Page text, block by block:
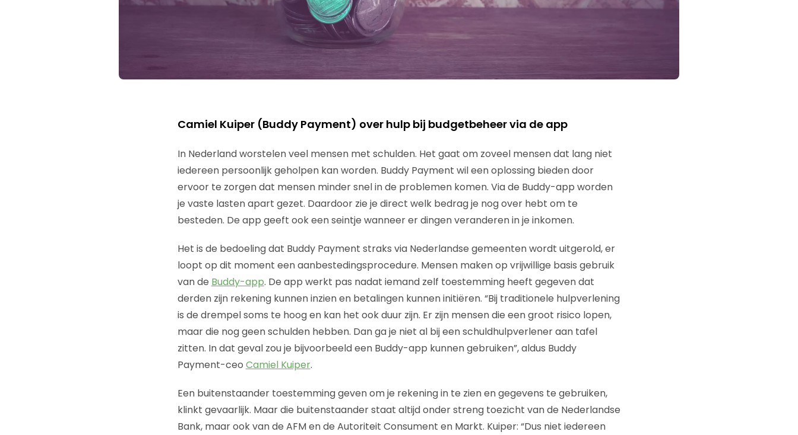
Camiel Kuiper (Buddy Payment) over hulp bij budgetbeheer via de app
In Nederland worstelen veel mensen met schulden. Het gaat om zoveel mensen dat lang niet
iedereen persoonlijk geholpen kan worden. Buddy Payment wil een oplossing bieden door
ervoor te zorgen dat mensen minder snel in de problemen komen. Via de Buddy-app worden
je vaste lasten apart gezet. Daardoor zie je direct welk bedrag je nog over hebt om te
besteden. De app geeft ook een seintje wanneer er dingen veranderen in je inkomen.
Het is de bedoeling dat Buddy Payment straks via Nederlandse gemeenten wordt uitgerold, er
loopt op dit moment een aanbestedingsprocedure. Mensen maken op vrijwillige basis gebruik
van de Buddy-app. De app werkt pas nadat iemand zelf toestemming heeft gegeven dat
derden zijn rekening kunnen inzien en betalingen kunnen initiëren. “Bij traditionele hulpverlening
is de drempel soms te hoog en kan het ook duur zijn. Er zijn mensen die een groot risico lopen,
maar die nog geen schulden hebben. Dan ga je niet al bij een schuldhulpverlener aan tafel
zitten. In dat geval zou je bijvoorbeeld een Buddy-app kunnen gebruiken”, aldus Buddy
Payment-ceo Camiel Kuiper.
Een buitenstaander toestemming geven om je rekening in te zien en gegevens te gebruiken,
klinkt gevaarlijk. Maar die buitenstaander staat altijd onder streng toezicht van de Nederlandse
Bank, maar ook van de AFM en de Autoriteit Consument en Markt. Kuiper: “Dus niet iedereen